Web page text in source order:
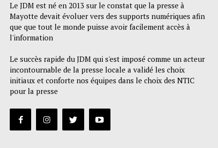
Le JDM est né en 2013 sur le constat que la presse à
Mayotte devait évoluer vers des supports numériques afin
que que tout le monde puisse avoir facilement accès à
l'information
Le succès rapide du JDM qui s'est imposé comme un acteur
incontournable de la presse locale a validé les choix
initiaux et conforte nos équipes dans le choix des NTIC
pour la presse